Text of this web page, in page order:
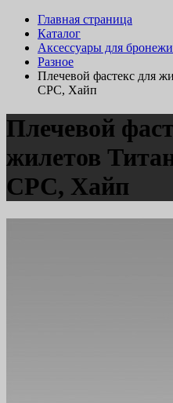
Главная страница
Каталог
Аксессуары для
Разное
Плечевой фастекс для
CPC, Хайп
Плечевой
жилетов
CPC, Хайп